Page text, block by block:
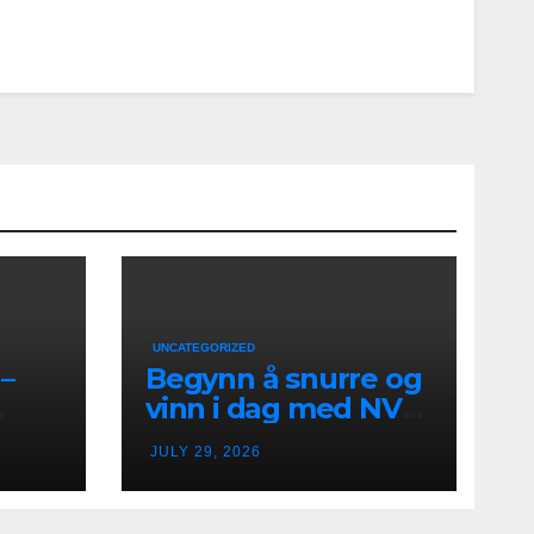
UNCATEGORIZED
Begynn å snurre og
vinn i dag med NV
Casino i Norge
JULY 29, 2026